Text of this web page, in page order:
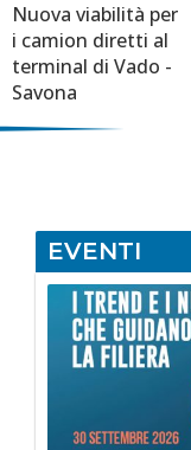
Nuova viabilità per
i camion diretti al
terminal di Vado -
Savona
EVENTI